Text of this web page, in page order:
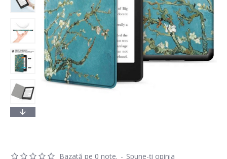
Bazată pe 0 note. - Spune-ţi opinia